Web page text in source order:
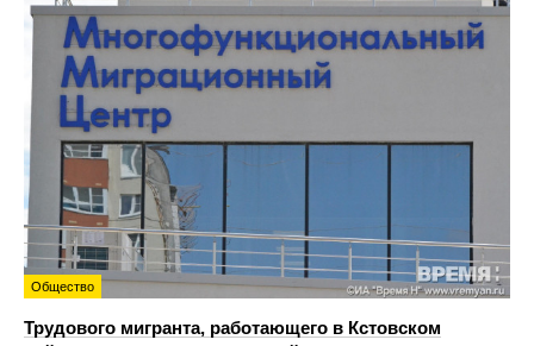
Общество
Трудового мигранта, работающего в Кстовском